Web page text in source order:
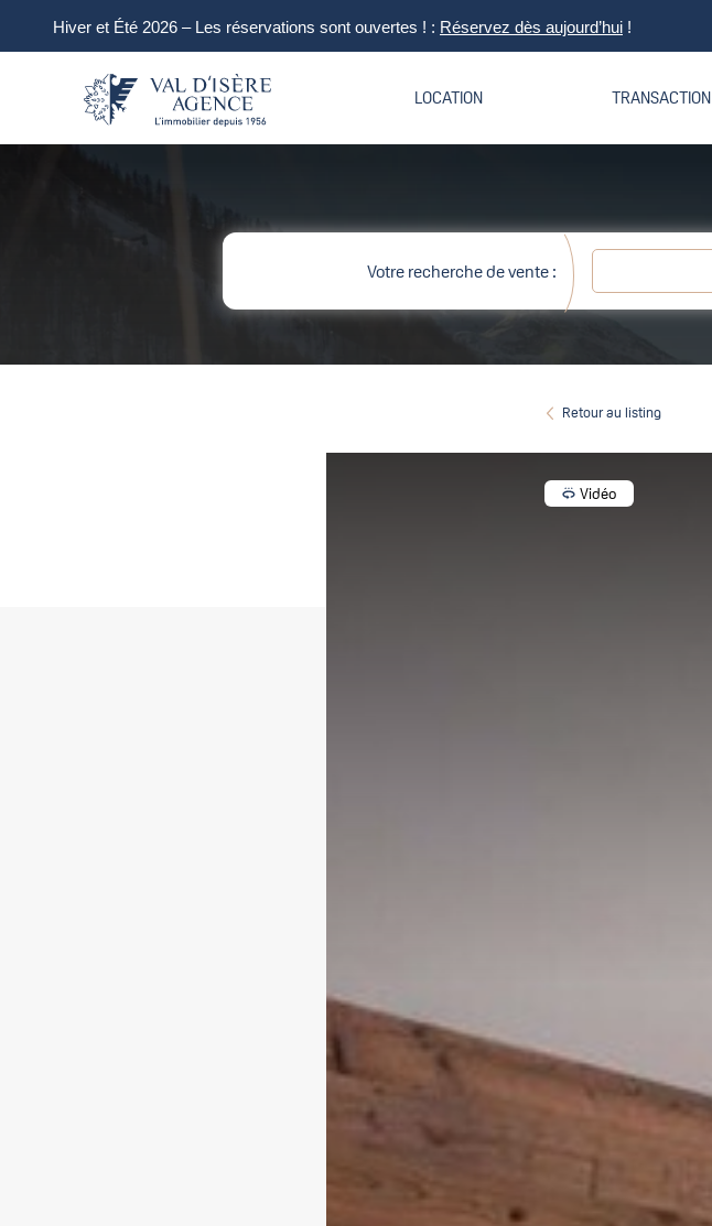
Hiver et Été 2026 – Les réservations sont ouvertes ! : Réservez dès aujourd’hui !
LOCATION TRANSACTION
Votre recherche de vente :
Retour au listing
Vidéo